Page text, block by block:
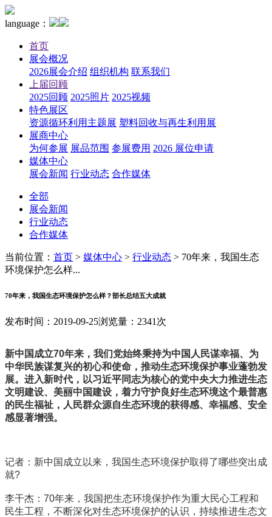
language：
首页
展会概况
2026展会介绍 组织机构 联系我们
上届回顾
2025回顾 2025照片 2025视频
特色展区
资源循环利用主题展 塑料回收与再生利用展
展商中心
为何参展 展品范围 参展费用 2026 展位申请
媒体中心
展会新闻 行业动态 合作媒体
全部
展会新闻
行业动态
合作媒体
当前位置： 首页 > 媒体中心 > 行业动态 > 70年来，我国生态
环境保护怎么样...
70年来，我国生态环境保护怎么样？部长总结五大成就
发布时间：2019-09-25浏览量：2341次
新中国成立70年来，我们党始终秉持为中国人民谋幸福、为
中华民族谋复兴的初心和使命，推动生态环境保护事业蓬勃发
展。进入新时代，以习近平同志为核心的党中央大力推进生态
文明建设、美丽中国建设，着力守护良好生态环境这个最普惠
的民生福祉，人民群众源自生态环境的获得感、幸福感、安全
感显著增强。
记者：新中国成立以来，我国生态环境保护取得了哪些突出成
就?
李干杰：70年来，我国把生态环境保护作为重大民心工程和
民生工程，不断深化对生态环境保护的认识，持续推进生态文